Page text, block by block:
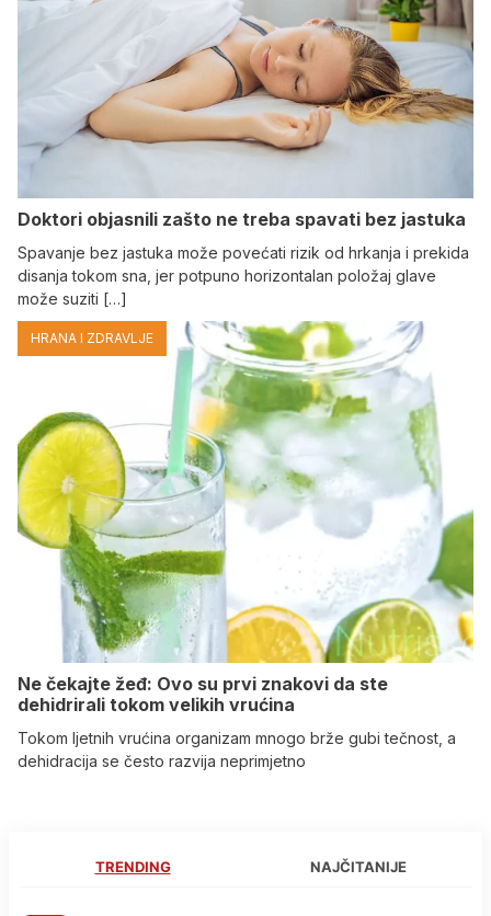
Doktori objasnili zašto ne treba spavati bez jastuka
Spavanje bez jastuka može povećati rizik od hrkanja i prekida
disanja tokom sna, jer potpuno horizontalan položaj glave
može suziti […]
HRANA I ZDRAVLJE
Ne čekajte žeđ: Ovo su prvi znakovi da ste
dehidrirali tokom velikih vrućina
Tokom ljetnih vrućina organizam mnogo brže gubi tečnost, a
dehidracija se često razvija neprimjetno
TRENDING NAJČITANIJE